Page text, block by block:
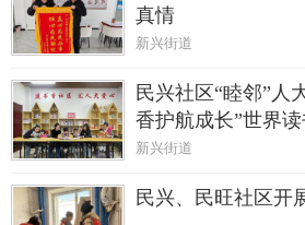
真情
新兴街道
民兴社区“睦邻”人
香护航成长”世界
新兴街道
民兴、民旺社区开